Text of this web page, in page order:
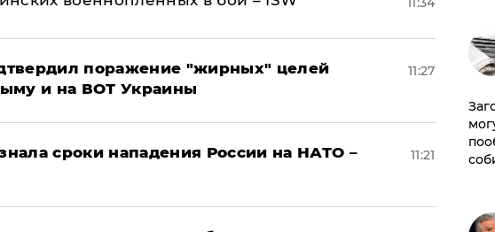
поражение "жирных" целей
и на ВОТ Украины
11:27
сроки нападения России на НАТО –
11:21